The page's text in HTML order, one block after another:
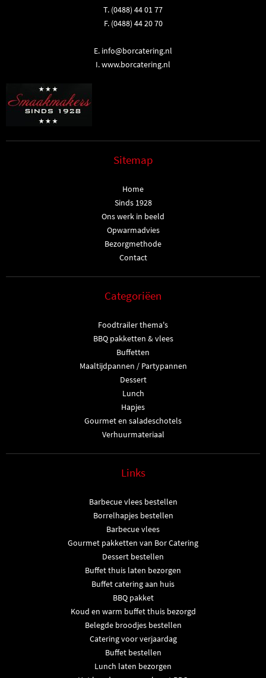
T. (0488) 44 01 77
F. (0488) 44 20 70
E. info@borcatering.nl
I.www.borcatering.nl
Sitemap
Home
Sinds 1928
Ons werk in beeld
Opwarmadvies
Bezorgmethode
Contact
Categoriëen
Foodtrailer thema's
BBQ pakketten & vlees
Buffetten
Maaltijdpannen / Partypannen
Dessert
Lunch
Hapjes
Gourmet en saladeschotels
Verhuurmateriaal
Links
Barbecue vlees bestellen
Borrelhapjes bestellen
Barbecue vlees
Gourmet pakketten van Bor Catering
Dessert bestellen
Buffet thuis laten bezorgen
Buffet catering aan huis
BBQ pakket
Koud en warm buffet thuis bezorgd
Belegde broodjes bestellen
Catering voor verjaardag
Buffet bestellen
Lunch laten bezorgen